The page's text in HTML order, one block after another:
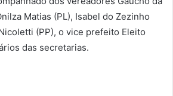
Matias (PL), Isabel do Zezinho
(PP), o vice prefeito Eleito
das secretarias.